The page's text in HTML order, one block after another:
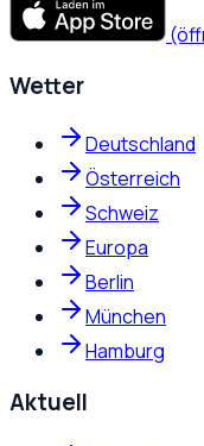
Wetter
Deutschland
Österreich
Schweiz
Europa
Berlin
München
Hamburg
Aktuell